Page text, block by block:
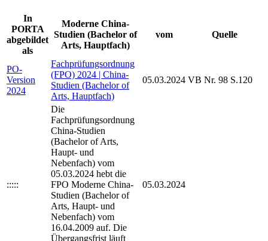
In
PORTA
abgebildet
als
Moderne China-
Studien (Bachelor of
Arts, Hauptfach)
vom Quelle
PO-
Version
2024
Fachprüfungsordnung
(FPO) 2024 | China-
Studien (Bachelor of
Arts, Hauptfach)
05.03.2024 VB Nr. 98 S.120
:::::
Die
Fachprüfungsordnung
China-Studien
(Bachelor of Arts,
Haupt- und
Nebenfach) vom
05.03.2024 hebt die
FPO Moderne China-
Studien (Bachelor of
Arts, Haupt- und
Nebenfach) vom
16.04.2009 auf. Die
Übergangsfrist läuft
05.03.2024